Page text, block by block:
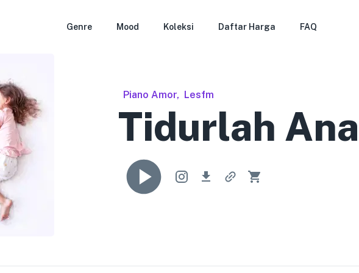
Genre Mood Koleksi Daftar Harga FAQ
Piano Amor, Lesfm
Tidurlah